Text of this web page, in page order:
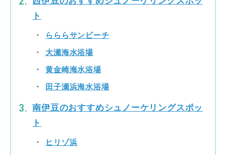
ト
らららサンビーチ
大瀬海水浴場
黄金崎海水浴場
田子瀬浜海水浴場
南伊豆のおすすめシュノーケリングスポッ
ト
ヒリゾ浜